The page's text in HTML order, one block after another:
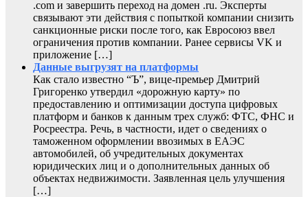
.com и завершить переход на домен .ru. Эксперты
связывают эти действия с попыткой компании снизить
санкционные риски после того, как Евросоюз ввел
ограничения против компании. Ранее сервисы VK и
приложение […]
Данные выгрузят на платформы
Как стало известно “Ъ”, вице-премьер Дмитрий
Григоренко утвердил «дорожную карту» по
предоставлению и оптимизации доступа цифровых
платформ и банков к данным трех служб: ФТС, ФНС и
Росреестра. Речь, в частности, идет о сведениях о
таможенном оформлении ввозимых в ЕАЭС
автомобилей, об учредительных документах
юридических лиц и о дополнительных данных об
объектах недвижимости. Заявленная цель улучшения
[…]